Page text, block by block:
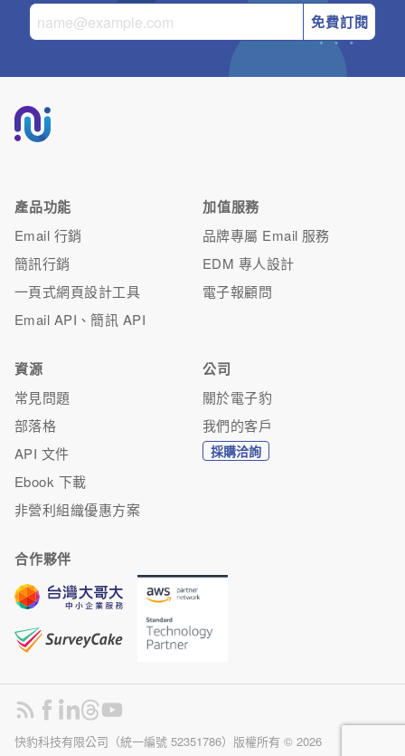
免費訂閱
產品功能
Email 行銷
簡訊行銷
一頁式網頁設計工具
Email API、簡訊 API
加值服務
品牌專屬 Email 服務
EDM 專人設計
電子報顧問
資源
常見問題
部落格
API 文件
Ebook 下載
非營利組織優惠方案
公司
關於電子豹
我們的客戶
採購洽詢
合作夥伴
快豹科技有限公司（統一編號 52351786）版權所有 © 2026